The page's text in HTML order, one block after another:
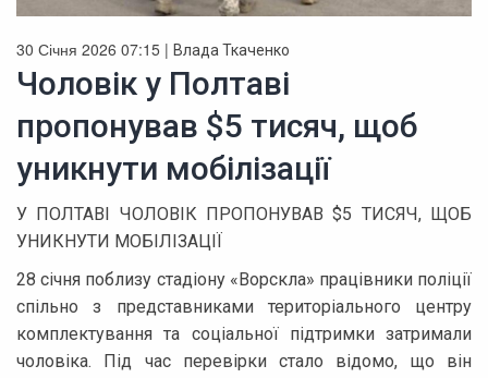
30 Січня 2026 07:15 | Влада Ткаченко
Чоловік у Полтаві
пропонував $5 тисяч, щоб
уникнути мобілізації
У ПОЛТАВІ ЧОЛОВІК ПРОПОНУВАВ $5 ТИСЯЧ, ЩОБ
УНИКНУТИ МОБІЛІЗАЦІЇ
28 січня поблизу стадіону «Ворскла» працівники поліції
спільно з представниками територіального центру
комплектування та соціальної підтримки затримали
чоловіка. Під час перевірки стало відомо, що він